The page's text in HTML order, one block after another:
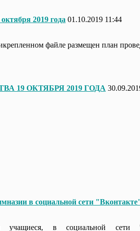
2019 года 01.10.2019 11:44
файле размещен план
19 ОКТЯБРЯ 2019 ГОДА
в социальной сети
в социальной сети